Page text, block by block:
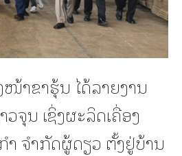
ໜ້າຂາຮຸ້ນ ໄດ້ລາຍງານ
ຈຸນ ເຊິ່ງຜະລິດເຄື່ອງ
ຈຳກັດຜູ້ດຽວ ຕັ້ງຢູ່ບ້ານ